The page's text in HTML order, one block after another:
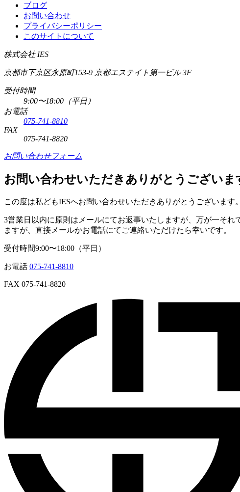
ブログ
お問い合わせ
プライバシーポリシー
このサイトについて
株式会社 IES
京都市下京区永原町153-9 京都エステイト第一ビル 3F
受付時間
9:00〜18:00（平日）
お電話
075-741-8810
FAX
075-741-8820
お問い合わせフォーム
お問い合わせいただきありがとうございま
この度は私どもIESへお問い合わせいただきありがとうございます。
3営業日以内に原則はメールにてお返事いたしますが、万が一そ
ますが、直接メールかお電話にてご連絡いただけたら幸いです。
受付時間9:00〜18:00（平日）
お電話 075-741-8810
FAX 075-741-8820